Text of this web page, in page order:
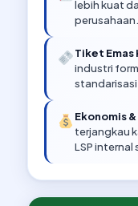
lebih kuat
perusahaan.
Tiket Emas
industri
Ekonomis
terjangkau
LSP internal